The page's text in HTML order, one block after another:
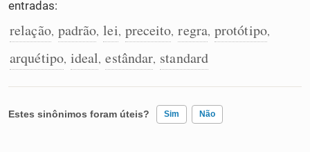
entradas:
relação, padrão, lei, preceito, regra, protótipo,
arquétipo, ideal, estândar, standard
Estes sinônimos foram úteis? Sim Não